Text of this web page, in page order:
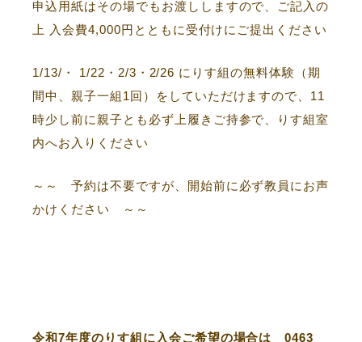
申込用紙はその場でもお渡ししますので、ご記入の
上 入会費4,000円とともに受付けにご提出ください
1/13/・ 1/22・2/3・2/26 にりす組の無料体験（期
間中、親子一組1回）をしていただけますので、11
時少し前に親子とも必ず上履きご持参で、りす組室
内へお入りください
～～ 予約は不要ですが、開始前に必ず教員にお声
かけください ～～
令和7年度のりす組に 入会ご希望の場合は 0463